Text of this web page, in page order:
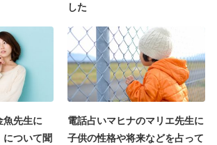
した
魚先生に
について聞
電話占いマヒナのマリエ先生に
子供の性格や将来などを占って